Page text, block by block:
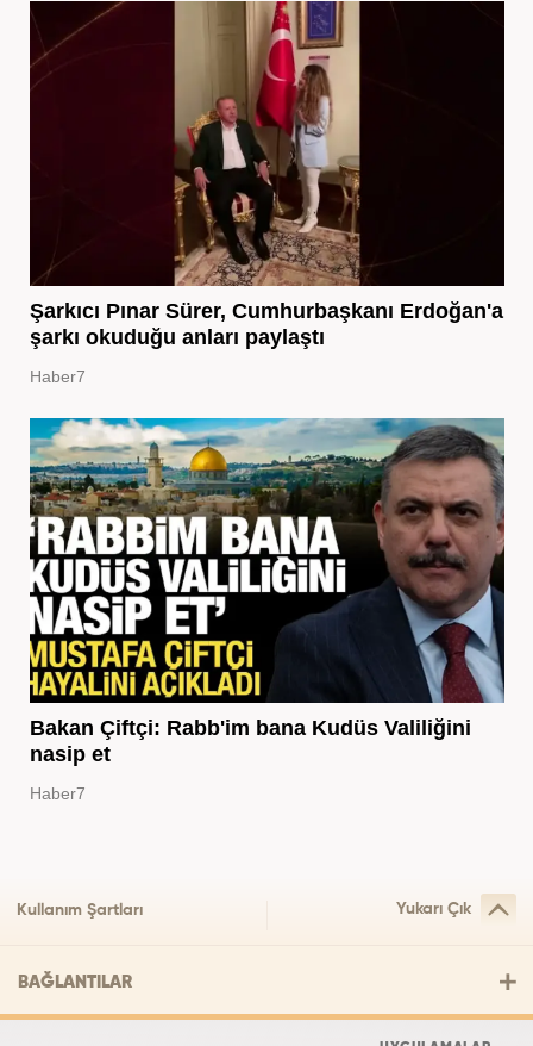
Şarkıcı Pınar Sürer, Cumhurbaşkanı Erdoğan'a
şarkı okuduğu anları paylaştı
Haber7
Bakan Çiftçi: Rabb'im bana Kudüs Valiliğini
nasip et
Haber7
Kullanım Şartları Yukarı Çık
BAĞLANTILAR